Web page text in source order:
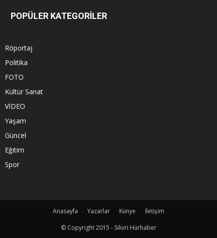
POPÜLER KATEGORİLER
Röportaj
Politika
FOTO
Kültür Sanat
VİDEO
Yaşam
Güncel
Eğitim
Spor
Anasayfa Yazarlar Künye
İletişim
© Copyright 2015 - Silivri Hürhaber